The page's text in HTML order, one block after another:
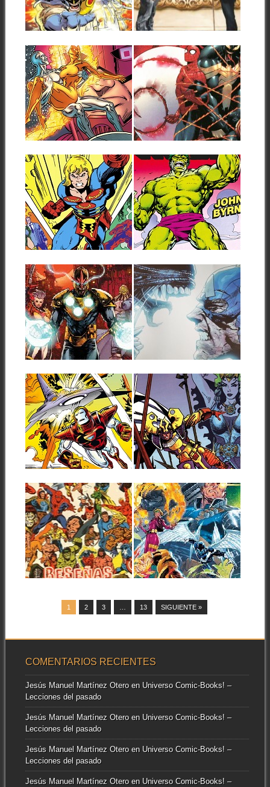
a dos de los superhéroes...
▶
mi anterior reseña de El
Mortal...
30.07.26
RESEÑAS:
ESTELA
PLATEADA: 100%
MARVEL HC 1:
«LIBERTAD» (1982-
1987)
Empezamos con este tomo la
▶
29.07.26
RESEÑA: EL
ASOMBROSO
SPIDERMAN –
ESPIRAL DE
MUERTE 1-3 (2026)
Mientras en USA se preparan
ya para la llegada del
redondísimo...
▶
29.07.26
RESEÑAS: LOS
ETERNOS:
COLECCIÓN LOS
ETERNOS:
«¿DICES QUE
QUIERES UNA
REVOLUCIÓN?»
Tras su regreso a Marvel en
los años setenta, Jack Kirby...
▶
28.07.26
RESEÑAS: HULK:
100% MARVEL HC:
JOHN BYRNE
(1985-1986)
Tras la celebrada etapa de Bill
Mantlo, la colección de Hulk...
▶
26.07.26
RESEÑA: NOVA
CENTURIÓN (2026)
El cohete humano regresa en
una miniserie de seis números
publicada...
▶
24.07.26
RESEÑA: ALIEN
VS. CAPITÁN
AMÉRICA (2026)
Los fans de franquicias como
Alien o Depredador llevamos
▶
23.07.26
RESEÑAS: IRON
MAN: MARVEL
GOLD 11:
«COMBATE EN EL
CIELO» (1985-1986)
Tras el espectacular clímax
que supuso el número 200 de
la...
▶
22.07.26
RESEÑAS:
BALDER: «LA
ESPADA DE
FREY» (1985-1986)
El turno ahora es para la
miniserie dedicada al bravo
guerrero...
▶
22.07.26
ÍNDICES DE
RESEÑAS DE
UNIVERSO
MARVEL
Esta página tiene la función de
facilitar la búsqueda de
reseñas...
▶
21.07.26
RESEÑA:
MALDITOS X-
FORCE 1 (2026)
¡Vuelve Cable! ¡Y vuelve X-
Force! ¿Durará más de diez
entregas? Solo...
▶
1 2 3 13 SIGUIENTE »
COMENTARIOS RECIENTES
Jesús Manuel Martínez Oteroen Universo Comic-Books! –
Lecciones del pasado
Jesús Manuel Martínez Oteroen Universo Comic-Books! –
Lecciones del pasado
Jesús Manuel Martínez Oteroen Universo Comic-Books! –
Lecciones del pasado
Jesús Manuel Martínez Oteroen Universo Comic-Books! –